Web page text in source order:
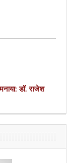
डॉ. राजेश